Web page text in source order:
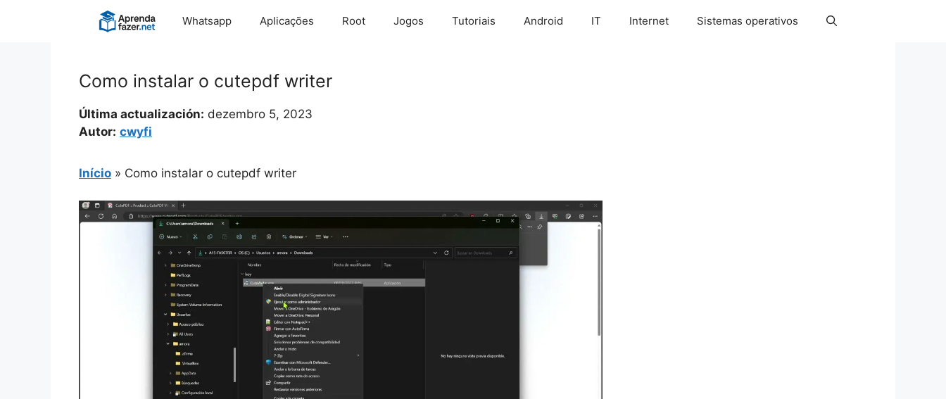
Whatsapp Aplicações Root Jogos Tutoriais Android IT Internet Sistemas operativos
Como instalar o cutepdf writer
Última actualización: dezembro 5, 2023
Autor: cwyfi
Início » Como instalar o cutepdf writer